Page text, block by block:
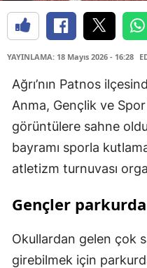
YAYINLAMA: 18 Mayıs 2026 - 16:28
Ağrı’nın Patnos
Anma, Gençlik ve
görüntülere sahne
bayramı sporla
atletizm turnuvası
Gençler parkurda
Okullardan gelen çok
girebilmek için